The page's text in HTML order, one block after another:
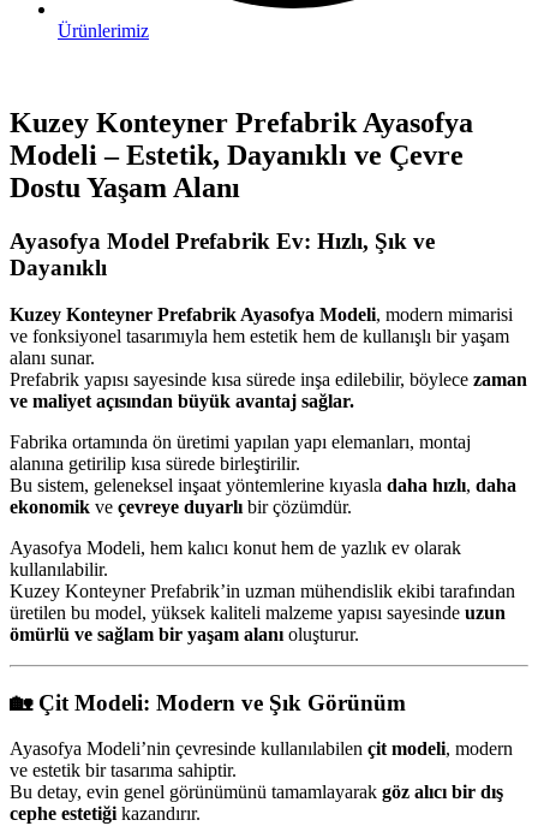
Ürünlerimiz
Kuzey Konteyner Prefabrik Ayasofya
Modeli – Estetik, Dayanıklı ve Çevre
Dostu Yaşam Alanı
Ayasofya Model Prefabrik Ev: Hızlı, Şık ve
Dayanıklı
Kuzey Konteyner Prefabrik Ayasofya Modeli, modern mimarisi
ve fonksiyonel tasarımıyla hem estetik hem de kullanışlı bir yaşam
alanı sunar.
Prefabrik yapısı sayesinde kısa sürede inşa edilebilir, böylece zaman
ve maliyet açısından büyük avantaj sağlar.
Fabrika ortamında ön üretimi yapılan yapı elemanları, montaj
alanına getirilip kısa sürede birleştirilir.
Bu sistem, geleneksel inşaat yöntemlerine kıyasla daha hızlı, daha
ekonomik ve çevreye duyarlı bir çözümdür.
Ayasofya Modeli, hem kalıcı konut hem de yazlık ev olarak
kullanılabilir.
Kuzey Konteyner Prefabrik’in uzman mühendislik ekibi tarafından
üretilen bu model, yüksek kaliteli malzeme yapısı sayesinde uzun
ömürlü ve sağlam bir yaşam alanı oluşturur.
🏡 Çit Modeli: Modern ve Şık Görünüm
Ayasofya Modeli’nin çevresinde kullanılabilen çit modeli, modern
ve estetik bir tasarıma sahiptir.
Bu detay, evin genel görünümünü tamamlayarak göz alıcı bir dış
cephe estetiği kazandırır.